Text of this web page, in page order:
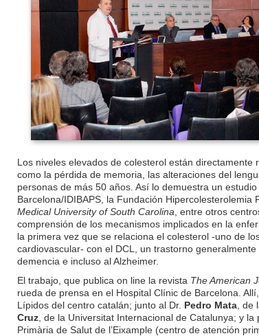
Los niveles elevados de colesterol están directamente
como la pérdida de memoria, las alteraciones del
personas de más 50 años. Así lo demuestra un
Barcelona/IDIBAPS, la Fundación
Medical University of South Carolina , entre otros
comprensión de los mecanismos implicados en la
la primera vez que se relaciona el colesterol -uno de
cardiovascular- con el DCL, un trastorno
demencia e incluso al Alzheimer.
El trabajo, que publica on line la revista The American
rueda de prensa en el Hospital Clínic de Barcelona. Allí,
Lípidos del centro catalán; junto al Dr. Pedro Mata ,
Cruz , de la Universitat Internacional de Catalunya; y la
Primària de Salut de l’Eixample (centro de atención